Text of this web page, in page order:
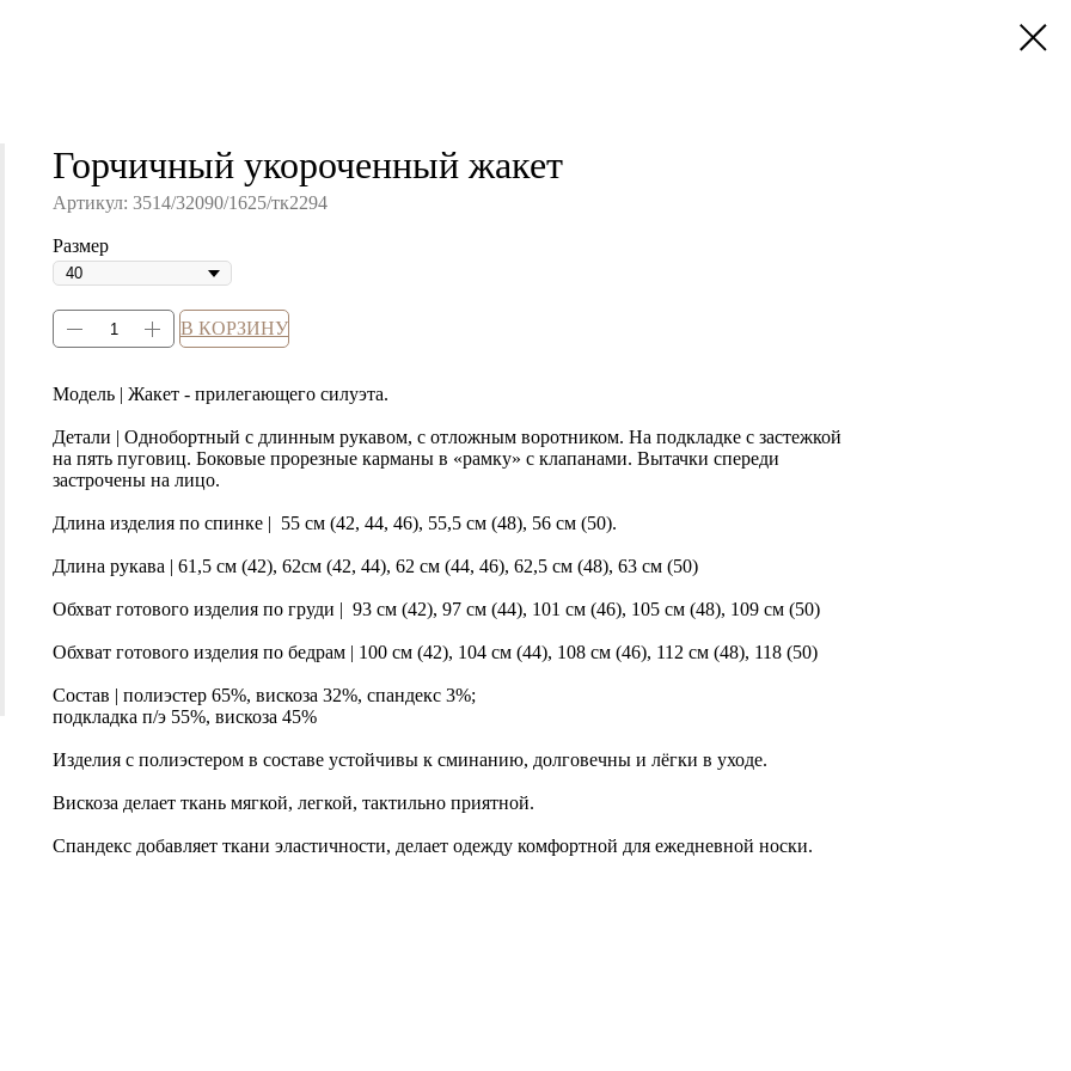
Горчичный укороченный жакет
Артикул: 3514/32090/1625/тк2294
Размер
В КОРЗИНУ
Модель | Жакет - прилегающего силуэта.
Детали | Однобортный с длинным рукавом, с отложным воротником. На подкладке с застежкой
на пять пуговиц. Боковые прорезные карманы в «рамку» с клапанами. Вытачки спереди
застрочены на лицо.
Длина изделия по спинке | 55 см (42, 44, 46), 55,5 см (48), 56 см (50).
Длина рукава | 61,5 см (42), 62см (42, 44), 62 см (44, 46), 62,5 см (48), 63 см (50)
Обхват готового изделия по груди | 93 см (42), 97 см (44), 101 см (46), 105 см (48), 109 см (50)
Обхват готового изделия по бедрам | 100 см (42), 104 см (44), 108 см (46), 112 см (48), 118 (50)
Состав | полиэстер 65%, вискоза 32%, спандекс 3%;
подкладка п/э 55%, вискоза 45%
Изделия с полиэстером в составе устойчивы к сминанию, долговечны и лёгки в уходе.
Вискоза делает ткань мягкой, легкой, тактильно приятной.
Спандекс добавляет ткани эластичности, делает одежду комфортной для ежедневной носки.